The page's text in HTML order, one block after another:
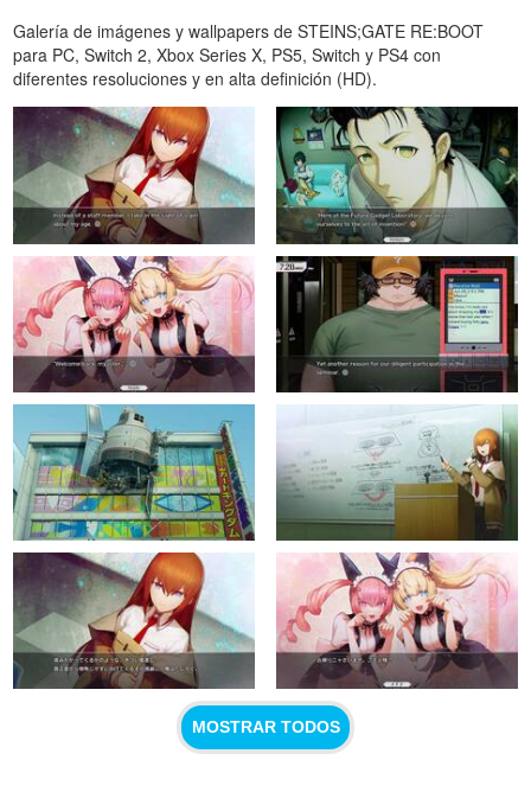
Galería de imágenes y wallpapers de STEINS;GATE RE:BOOT
para PC, Switch 2, Xbox Series X, PS5, Switch y PS4 con
diferentes resoluciones y en alta definición (HD).
MOSTRAR TODOS